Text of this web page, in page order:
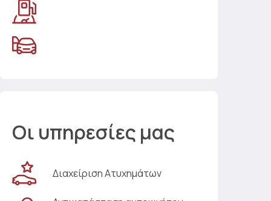
Οι υπηρεσίες μας
Διαχείριση Ατυχημάτων